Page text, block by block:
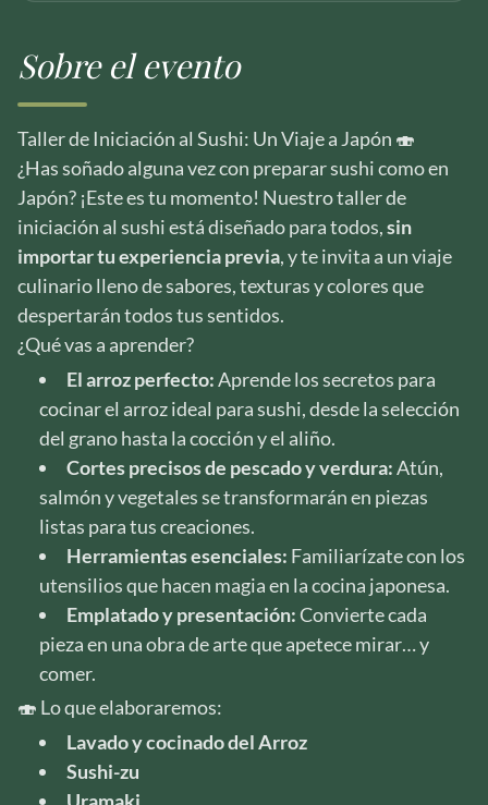
Sobre el evento
Taller de Iniciación al Sushi: Un Viaje a Japón 🍣
¿Has soñado alguna vez con preparar sushi como en
Japón? ¡Este es tu momento! Nuestro taller de
iniciación al sushi está diseñado para todos,sin
importar tu experiencia previa, y te invita a un viaje
culinario lleno de sabores, texturas y colores que
despertarán todos tus sentidos.
¿Qué vas a aprender?
El arroz perfecto:Aprende los secretos para
cocinar el arroz ideal para sushi, desde la selección
del grano hasta la cocción y el aliño.
Cortes precisos de pescado y verdura:Atún,
salmón y vegetales se transformarán en piezas
listas para tus creaciones.
Herramientas esenciales: Familiarízate con los
utensilios que hacen magia en la cocina japonesa.
Emplatado y presentación:Convierte cada
pieza en una obra de arte que apetece mirar… y
comer.
🍣 Lo que elaboraremos:
Lavado y cocinado del Arroz
Sushi-zu
Uramaki